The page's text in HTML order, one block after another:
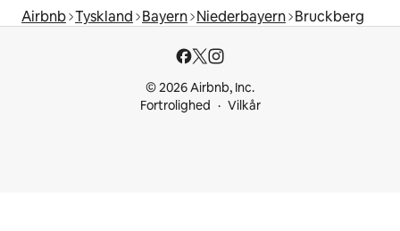
Airbnb Tyskland Bayern Niederbayern Bruckberg
© 2026 Airbnb, Inc.
Fortrolighed
Vilkår